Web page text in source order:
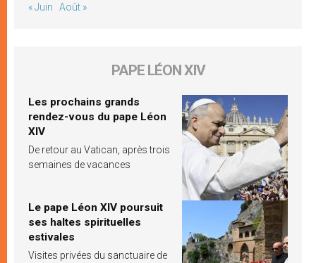
« Juin Août »
PAPE LÉON XIV
Les prochains grands
rendez-vous du pape Léon
XIV
De retour au Vatican, après trois
semaines de vacances
Le pape Léon XIV poursuit
ses haltes spirituelles
estivales
Visites privées du sanctuaire de